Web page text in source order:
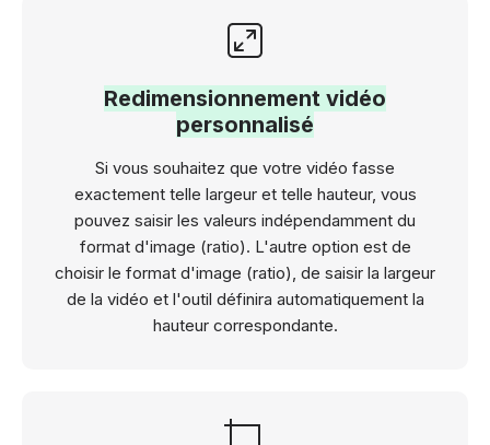
Redimensionnement vidéo
personnalisé
Si vous souhaitez que votre vidéo fasse
exactement telle largeur et telle hauteur, vous
pouvez saisir les valeurs indépendamment du
format d'image (ratio). L'autre option est de
choisir le format d'image (ratio), de saisir la largeur
de la vidéo et l'outil définira automatiquement la
hauteur correspondante.